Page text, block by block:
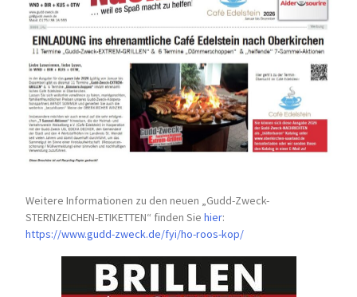
Weitere Informationen zu den neuen „Gudd-Zweck-
STERNZEICHEN-ETIKETTEN“ finden Siehier:
https://www.gudd-zweck.de/fyi/ho-roos-kop/